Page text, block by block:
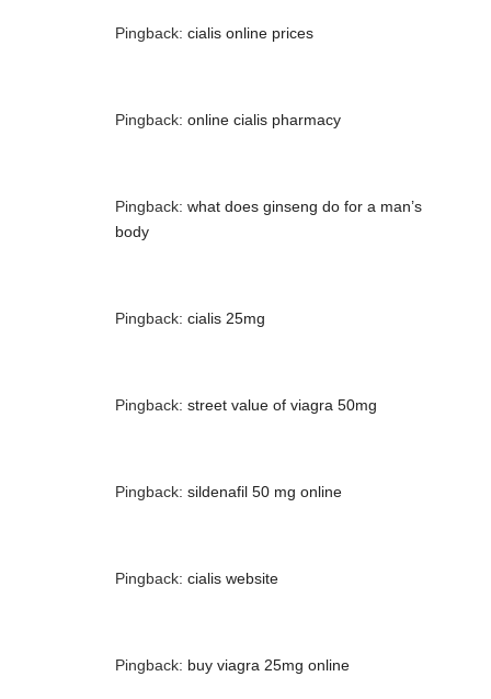
Pingback: cialis online prices
Pingback: online cialis pharmacy
Pingback: what does ginseng do for a man’s
body
Pingback: cialis 25mg
Pingback: street value of viagra 50mg
Pingback: sildenafil 50 mg online
Pingback: cialis website
Pingback: buy viagra 25mg online